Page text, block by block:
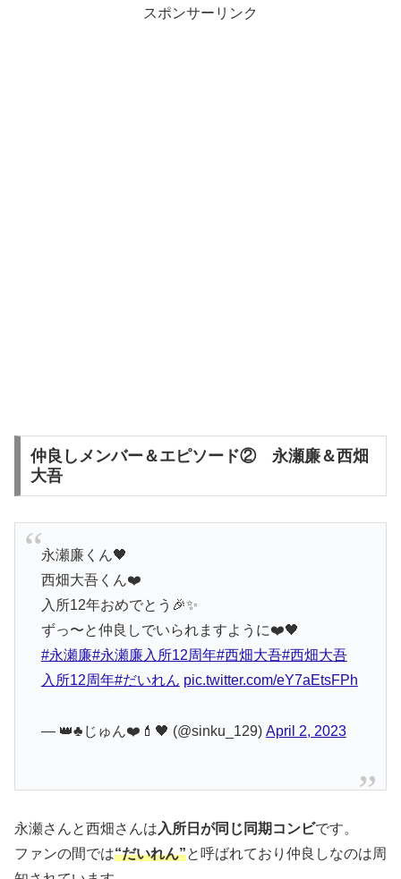
スポンサーリンク
仲良しメンバー＆エピソード② 永瀬廉＆西畑
大吾
永瀬廉くん🖤
西畑大吾くん❤️
入所12年おめでとう🎉✨
ずっ〜と仲良しでいられますように❤️🖤
#永瀬廉#永瀬廉入所12周年#西畑大吾#西畑大吾
入所12周年#だいれん pic.twitter.com/eY7aEtsFPh
— 👑♣️じゅん❤️💄🖤 (@sinku_129) April 2, 2023
永瀬さんと西畑さんは 入所日が同じ同期コンビです。
ファンの間では“だいれん”と呼ばれており仲良しなのは周